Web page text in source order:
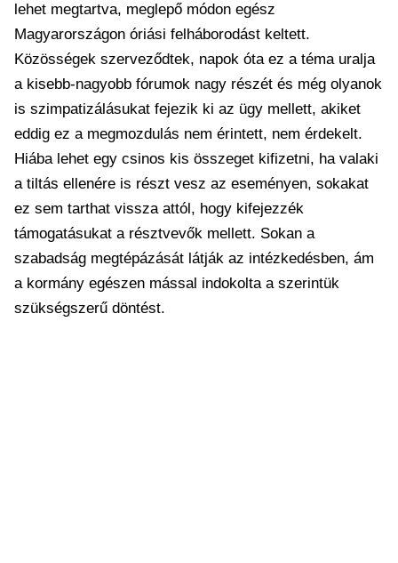
lehet megtartva, meglepő módon egész
Magyarországon óriási felháborodást keltett.
Közösségek szerveződtek, napok óta ez a téma uralja
a kisebb-nagyobb fórumok nagy részét és még olyanok
is szimpatizálásukat fejezik ki az ügy mellett, akiket
eddig ez a megmozdulás nem érintett, nem érdekelt.
Hiába lehet egy csinos kis összeget kifizetni, ha valaki
a tiltás ellenére is részt vesz az eseményen, sokakat
ez sem tarthat vissza attól, hogy kifejezzék
támogatásukat a résztvevők mellett. Sokan a
szabadság megtépázását látják az intézkedésben, ám
a kormány egészen mással indokolta a szerintük
szükségszerű döntést.